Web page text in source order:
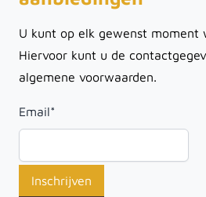
U kunt op elk gewenst moment
Hiervoor kunt u de
algemene voorwaarden.
Email*